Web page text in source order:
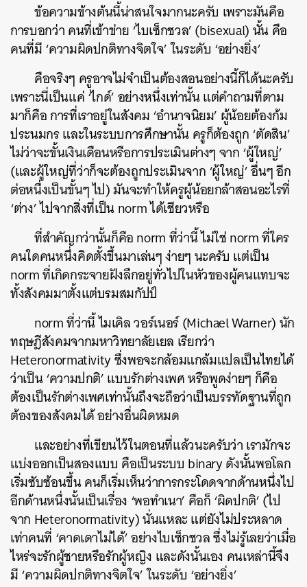
ข้อความข้างต้นนี้น่าสนใจมากนะครับ เพราะมันคือ
การบอกว่า คนที่เข้าข่าย ‘ไบเซ็กชวล’ (bisexual) นั้น คือ
คนที่มี ‘ความผิดปกติทางจิตใจ’ ในระดับ ‘อย่างยิ่ง’
คือจริงๆ ครูอาจไม่จำเป็นต้องสอนอย่างนี้ก็ได้นะครับ
เพราะนี่เป็นแค่ ‘ไกด์’ อย่างหนึ่งเท่านั้น แต่คำถามที่ตาม
มาก็คือ การที่เราอยู่ในสังคม ‘อำนาจนิยม’ ผู้น้อยต้องก้ม
ประนมกร และในระบบการศึกษานั้น ครูก็ต้องถูก ‘ตัดสิน’
ไม่ว่าจะขั้นเงินเดือนหรือการประเมินต่างๆ จาก ‘ผู้ใหญ่’
(และผู้ใหญ่ที่ว่าก็จะต้องถูกประเมินจาก ‘ผู้ใหญ่’ อื่นๆ อีก
ต่อหนึ่งเป็นขั้นๆ ไป) มันจะทำให้ครูผู้น้อยกล้าสอนอะไรที่
‘ต่าง’ ไปจากสิ่งที่เป็น norm ได้เชียวหรือ
ที่สำคัญกว่านั้นก็คือ norm ที่ว่านี้ ไม่ใช่ norm ที่ใคร
คนใดคนหนึ่งคิดตั้งขึ้นมาเล่นๆ ง่ายๆ นะครับ แต่เป็น
norm ที่เกิดกระจายฝังลึกอยู่ทั่วไปในหัวของผู้คนแทบจะ
ทั้งสังคมมาตั้งแต่บรมสมกัปป์
norm ที่ว่านี้ ไมเคิล วอร์เนอร์ (Michael Warner) นัก
ทฤษฎีสังคมจากมหาวิทยาลัยเยล เรียกว่า
Heteronormativity ซึ่งพอจะกล้อมแกล้มแปลเป็นไทยได้
ว่าเป็น ‘ความปกติ’ แบบรักต่างเพศ หรือพูดง่ายๆ ก็คือ
ต้องเป็นรักต่างเพศเท่านั้นถึงจะถือว่าเป็นบรรทัดฐานที่ถูก
ต้องของสังคมได้ อย่างอื่นผิดหมด
และอย่างที่เขียนไว้ในตอนที่แล้วนะครับว่า เรามักจะ
แบ่งออกเป็นสองแบบ คือเป็นระบบ binary ดังนั้นพอโลก
เริ่มซับซ้อนขึ้น คนก็เริ่มเห็นว่าการกระโดดจากด้านหนึ่งไป
อีกด้านหนึ่งนั้นเป็นเรื่อง ‘พอทำเนา’ คือก็ ‘ผิดปกติ’ (ไป
จาก Heteronormativity) นั่นแหละ แต่ยังไม่ประหลาด
เท่าคนที่ ‘คาดเดาไม่ได้’ อย่างไบเซ็กชวล ซึ่งไม่รู้เลยว่าเมื่อ
ไหร่จะรักผู้ชายหรือรักผู้หญิง และดังนั้นเอง คนเหล่านี้จึง
มี ‘ความผิดปกติทางจิตใจ’ ในระดับ ‘อย่างยิ่ง’